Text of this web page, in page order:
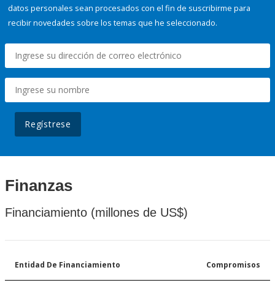
datos personales sean procesados con el fin de suscribirme para
recibir novedades sobre los temas que he seleccionado.
Regístrese
Finanzas
Financiamiento (millones de US$)
Entidad De Financiamiento Compromisos